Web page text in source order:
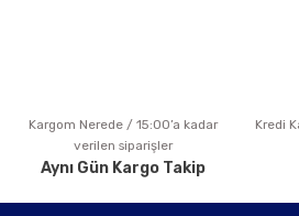
Gönder
Kargom Nerede / 15:00’a kadar
verilen siparişler
Aynı Gün Kargo Takip
Kredi